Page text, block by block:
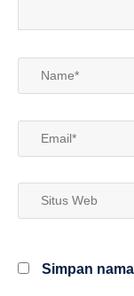
Name*
Email*
Situs
Simpan